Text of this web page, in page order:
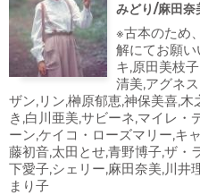
みどり/麻田
※古本のため
解にてお願
キ,原田美枝
清美,アグネ
ザン,リン,榊原郁恵,神保美喜,
き,白川亜美,サビーネ,マイレ・
ーン,ケイコ・ローズマリー,キ
藤初音,太田とせ,青野博子,ザ・
下愛子,シェリー,麻田奈美,川井
まり子